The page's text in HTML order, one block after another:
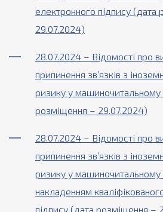
електронного підпису (дата
29.07.2024)
28.07.2024 – Відомості про
припинення зв’язків з
ризику у машиночитальному
розміщення – 29.07.2024)
28.07.2024 – Відомості про
припинення зв’язків з
ризику у машиночитальному
накладенням
підпису (дата розміщення –